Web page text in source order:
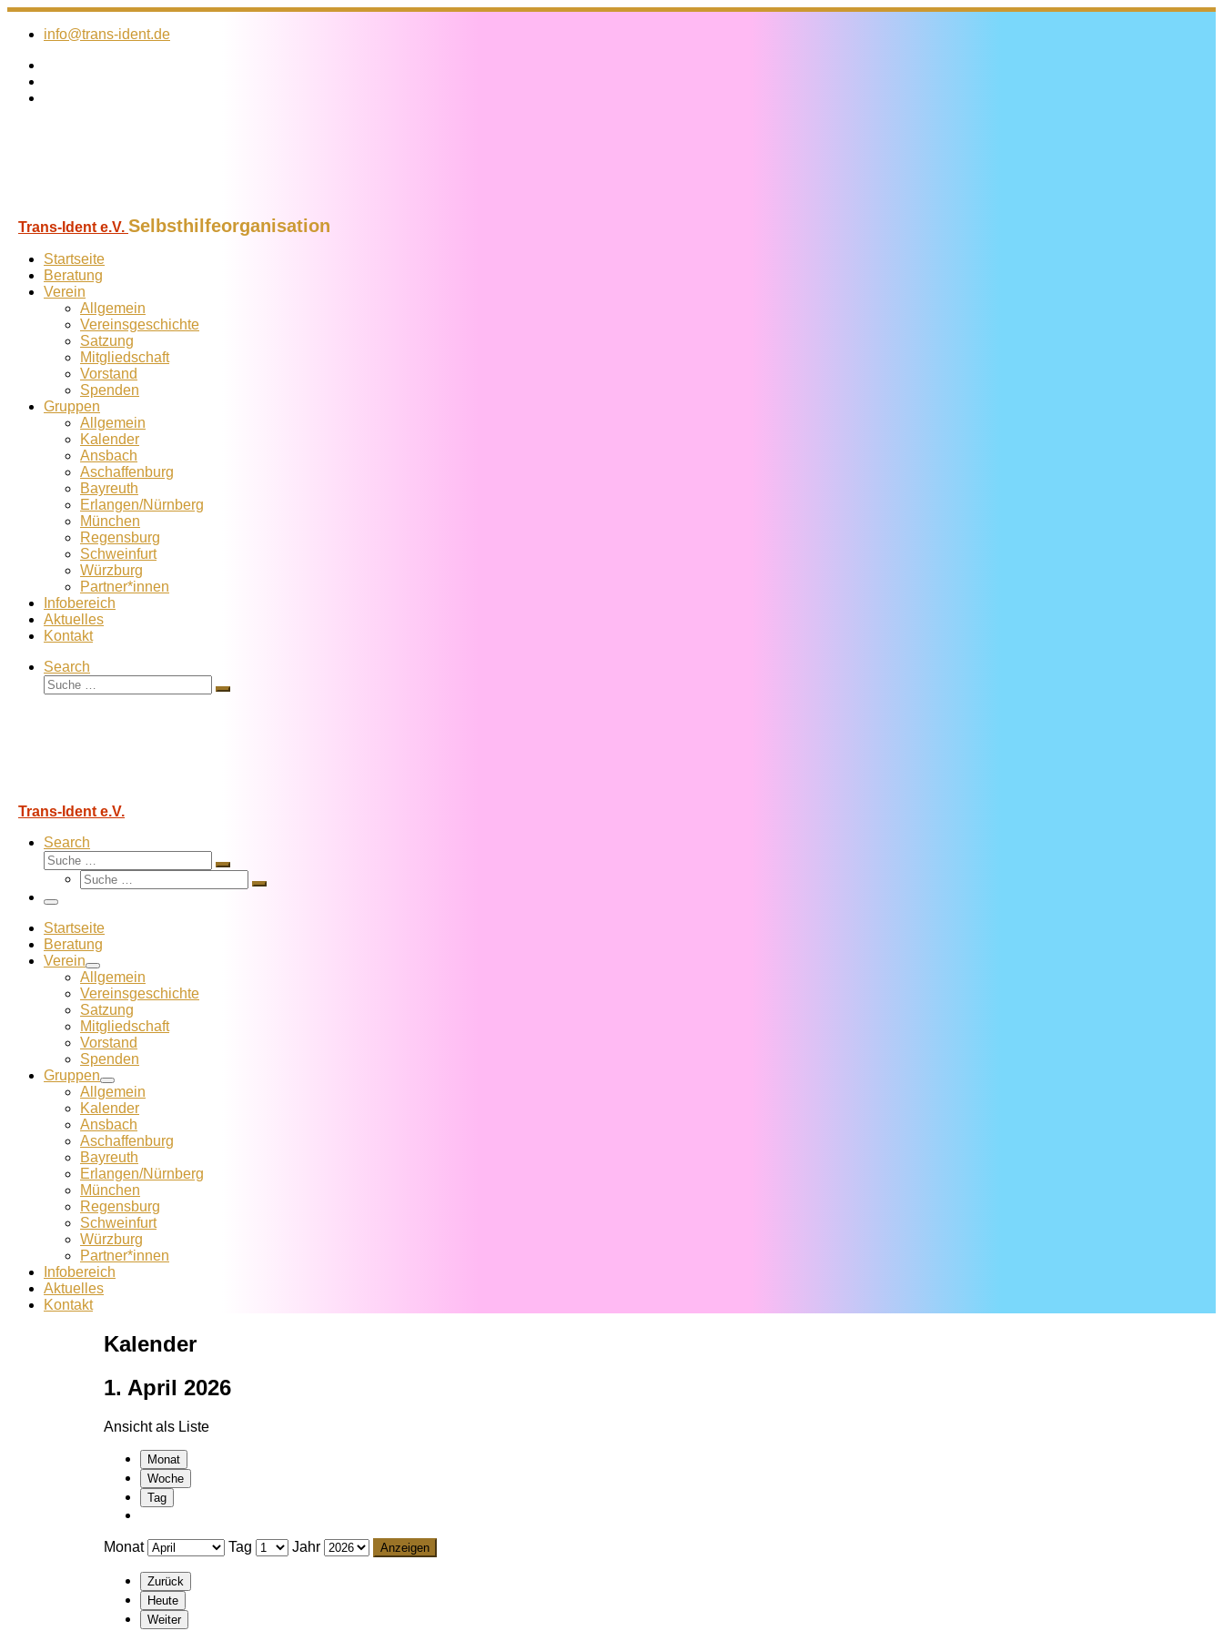
Zum
Inhalt
info@trans-ident.de
Trans-Ident e.V. Selbsthilfeorganisation
Startseite
Beratung
Verein
Allgemein
Vereins­geschichte
Satzung
Mitglied­schaft
Vorstand
Spenden
Gruppen
Allgemein
Kalender
Ansbach
Aschaffenburg
Bayreuth
Erlangen/Nürnberg
München
Regensburg
Schweinfurt
Würzburg
Partner*innen
Infobereich
Aktuelles
Kontakt
Search
Suche
Suche
Trans-Ident e.V.
Search
Suche
Suche
Suche
Suche
Menü
Startseite
Beratung
Verein
Allgemein
Vereins­geschichte
Satzung
Mitglied­schaft
Vorstand
Spenden
Gruppen
Allgemein
Kalender
Ansbach
Aschaffenburg
Bayreuth
Erlangen/Nürnberg
München
Regensburg
Schweinfurt
Würzburg
Partner*innen
Infobereich
Aktuelles
Kontakt
Kalender
1. April 2026
Ansicht als Liste
Monat
Woche
Tag
Monat Tag Jahr
Zurück
Heute
Weiter